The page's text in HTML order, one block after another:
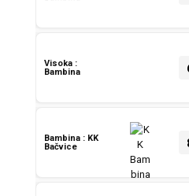
Visoka :
Bambina
Bambina : KK
Bačvice